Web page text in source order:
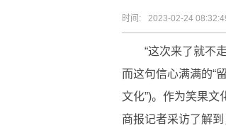
时间: 2023-02-24
“这次来了就不
而这句信心满满的“
文化”)。作为笑果文
商报记者采访了解